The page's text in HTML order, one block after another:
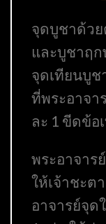
จุดบูชาด้วย
และบูชาฤก
จุดเทียนบู
ที่พระอาจา
ละ 1 ขีดข้อ
พระอาจาร
ให้เจ้าชะต
อาจารย์จุด